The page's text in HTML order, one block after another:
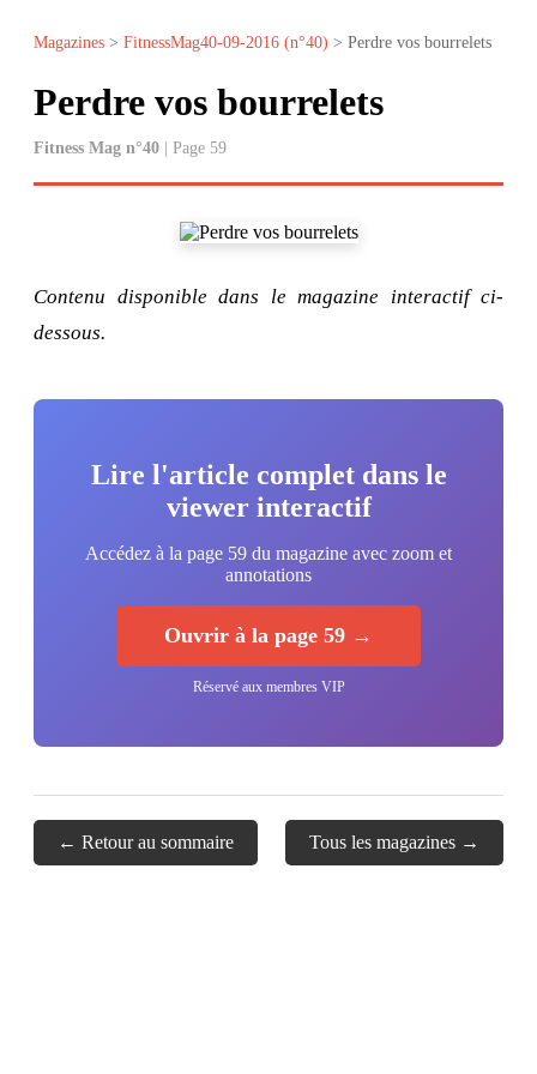
Magazines > FitnessMag40-09-2016 (n°40) > Perdre vos bourrelets
Perdre vos bourrelets
Fitness Mag n°40 | Page 59
Contenu disponible dans le magazine interactif ci-
dessous.
Lire l'article complet dans le
viewer interactif
Accédez à la page 59 du magazine avec zoom et
annotations
Ouvrir à la page 59 →
Réservé aux membres VIP
← Retour au sommaire Tous les magazines →